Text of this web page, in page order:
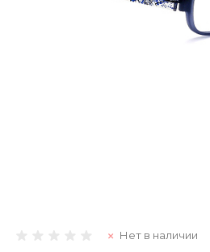
Нет в наличии